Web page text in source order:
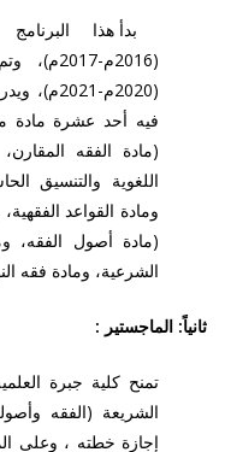
بدأ هذا
(2016م-
(2020م-
فيه أحد عشرة مادة
(مادة الفقه
اللغوية والتنسيق
ومادة القواعد
(مادة أصول الفقه،
الشرعية، ومادة فقه
ثانياً: الماجستير :
تمنح كلية جبرة
الشريعة (الفقه
إجازة خطته ، وعلى